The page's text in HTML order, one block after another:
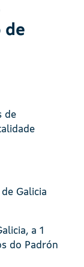
de
de
Galicia
a 1
do Padrón